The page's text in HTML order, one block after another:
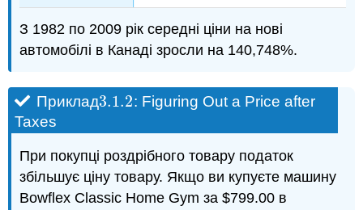
З 1982 по 2009 рік середні ціни на нові
автомобілі в Канаді зросли на 140,748%.
Приклад3.1.2
3.1.2: Figuring Out a Price after
Taxes
При покупці роздрібного товару податок
збільшує ціну товару. Якщо ви купуєте машину
Bowflex Classic Home Gym за $799.00 в